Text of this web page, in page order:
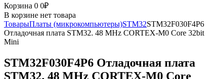
Корзина 0 0₽
В корзине нет товара
ТоварыПлаты (микрокомпьютеры)STM32STM32F030F4P6
Отладочная плата STM32. 48 MHz CORTEX-M0 Core 32bit
Mini
STM32F030F4P6 Отладочная плата
STM32. 48 MHz CORTEX-M0 Core